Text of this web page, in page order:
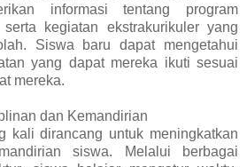
informasi tentang program
kegiatan ekstrakurikuler yang
Siswa baru dapat mengetahui
yang dapat mereka ikuti sesuai
mereka.
dan Kemandirian
kali dirancang untuk meningkatkan
siswa. Melalui berbagai